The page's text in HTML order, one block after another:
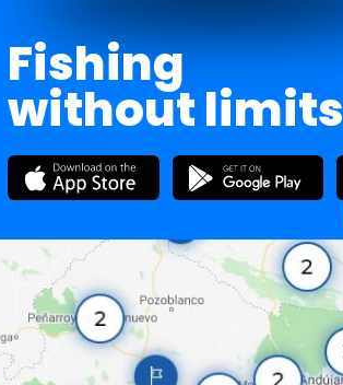
Fishing
without limits